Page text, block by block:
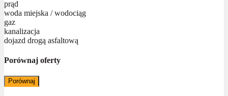
prąd
woda miejska / wodociąg
gaz
kanalizacja
dojazd drogą asfaltową
Porównaj oferty
Porównaj